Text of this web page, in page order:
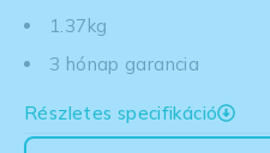
1.37kg
3 hónap garancia
Részletes specifikáció